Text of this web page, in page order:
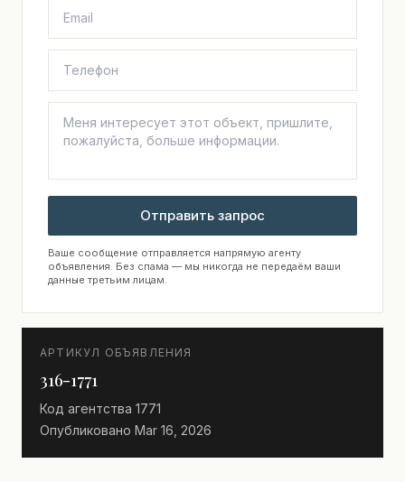
Отправить запрос
Ваше сообщение отправляется напрямую агенту
объявления. Без спама — мы никогда не передаём ваши
данные третьим лицам.
АРТИКУЛ ОБЪЯВЛЕНИЯ
316-1771
Код агентства 1771
Опубликовано Mar 16, 2026